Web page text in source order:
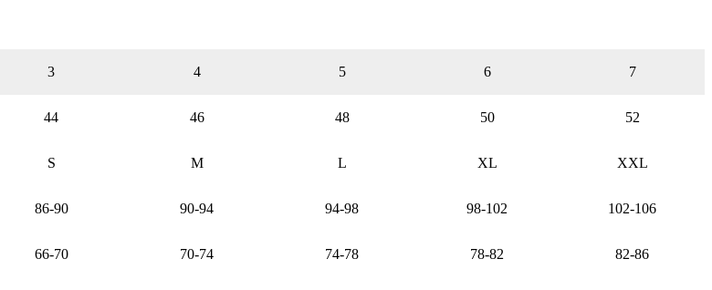
3 4 5 6 7
44 46 48 50 52
S M L XL XXL
86-90 90-94 94-98 98-102 102-106
66-70 70-74 74-78 78-82 82-86